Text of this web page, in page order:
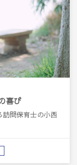
喜び
訪問保育士の小西